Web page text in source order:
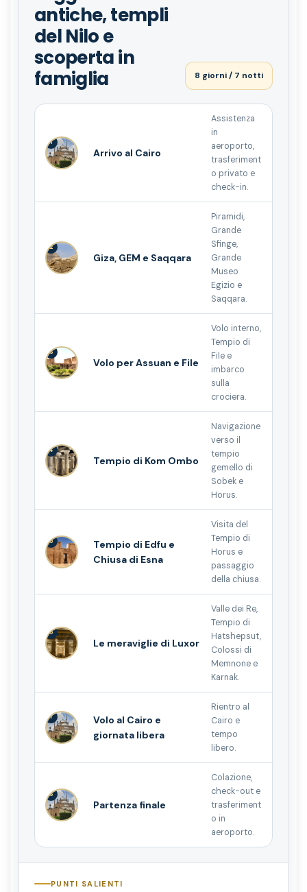
antiche, templi
del Nilo e
scoperta in
famiglia
8 giorni / 7 notti
1
Arrivo al Cairo
Assistenza
in
aeroporto,
trasferiment
o privato e
check-in.
2
Giza, GEM e Saqqara
Piramidi,
Grande
Sfinge,
Grande
Museo
Egizio e
Saqqara.
3
Volo per Assuan e File
Volo interno,
Tempio di
File e
imbarco
sulla
crociera.
4
Tempio di Kom Ombo
Navigazione
verso il
tempio
gemello di
Sobek e
Horus.
5
Tempio di Edfu e
Chiusa di Esna
Visita del
Tempio di
Horus e
passaggio
della chiusa.
6
Le meraviglie di Luxor
Valle dei Re,
Tempio di
Hatshepsut,
Colossi di
Memnone e
Karnak.
7
Volo al Cairo e
giornata libera
Rientro al
Cairo e
tempo
libero.
8
Partenza finale
Colazione,
check-out e
trasferiment
o in
aeroporto.
PUNTI SALIENTI